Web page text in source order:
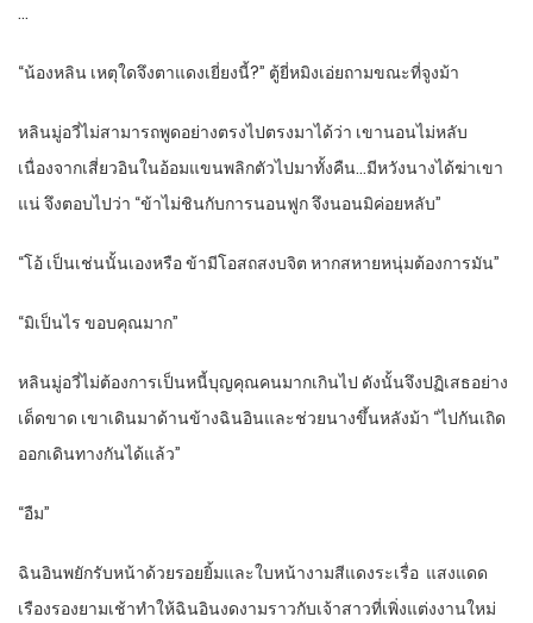
…
“น้องหลิน เหตุใดจึงตาแดงเยี่ยงนี้?” ตู้ยี่หมิงเอ่ยถามขณะที่จูงม้า
หลินมู่อวี่ไม่สามารถพูดอย่างตรงไปตรงมาได้ว่า เขานอนไม่หลับ
เนื่องจากเสี่ยวอินในอ้อมแขนพลิกตัวไปมาทั้งคืน…มีหวังนางได้ฆ่าเขา
แน่ จึงตอบไปว่า “ข้าไม่ชินกับการนอนฟูก จึงนอนมิค่อยหลับ”
“โอ้ เป็นเช่นนั้นเองหรือ ข้ามีโอสถสงบจิต หากสหายหนุ่มต้องการมัน”
“มิเป็นไร ขอบคุณมาก”
หลินมู่อวี่ไม่ต้องการเป็นหนี้บุญคุณคนมากเกินไป ดังนั้นจึงปฏิเสธอย่าง
เด็ดขาด เขาเดินมาด้านข้างฉินอินและช่วยนางขึ้นหลังม้า “ไปกันเถิด
ออกเดินทางกันได้แล้ว”
“อืม”
ฉินอินพยักรับหน้าด้วยรอยยิ้มและใบหน้างามสีแดงระเรื่อ แสงแดด
เรืองรองยามเช้าทำให้ฉินอินงดงามราวกับเจ้าสาวที่เพิ่งแต่งงานใหม่